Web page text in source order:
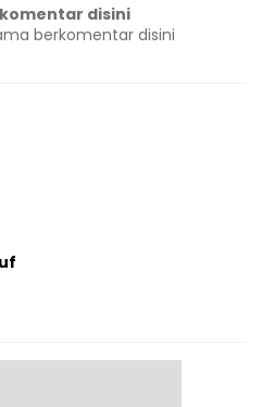
disini
berkomentar disini